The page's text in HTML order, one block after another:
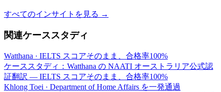
すべてのインサイトを見る →
関連ケーススタディ
Watthana · IELTS スコアそのまま、合格率100%
ケーススタディ：Watthana の NAATI オーストラリア公式認
証翻訳 — IELTS スコアそのまま、合格率100%
Khlong Toei · Department of Home Affairs を一発通過